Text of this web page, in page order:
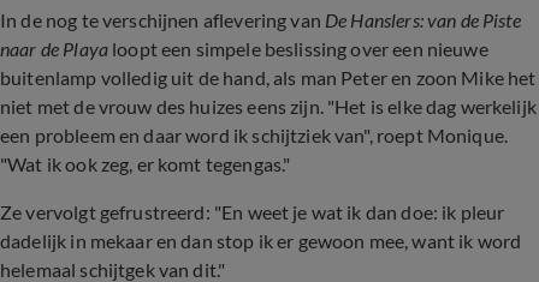
In de nog te verschijnen aflevering van De Hanslers: van de Piste
naar de Playa loopt een simpele beslissing over een nieuwe
buitenlamp volledig uit de hand, als man Peter en zoon Mike het
niet met de vrouw des huizes eens zijn. "Het is elke dag werkelijk
een probleem en daar word ik schijtziek van", roept Monique.
"Wat ik ook zeg, er komt tegengas."
Ze vervolgt gefrustreerd: "En weet je wat ik dan doe: ik pleur
dadelijk in mekaar en dan stop ik er gewoon mee, want ik word
helemaal schijtgek van dit."